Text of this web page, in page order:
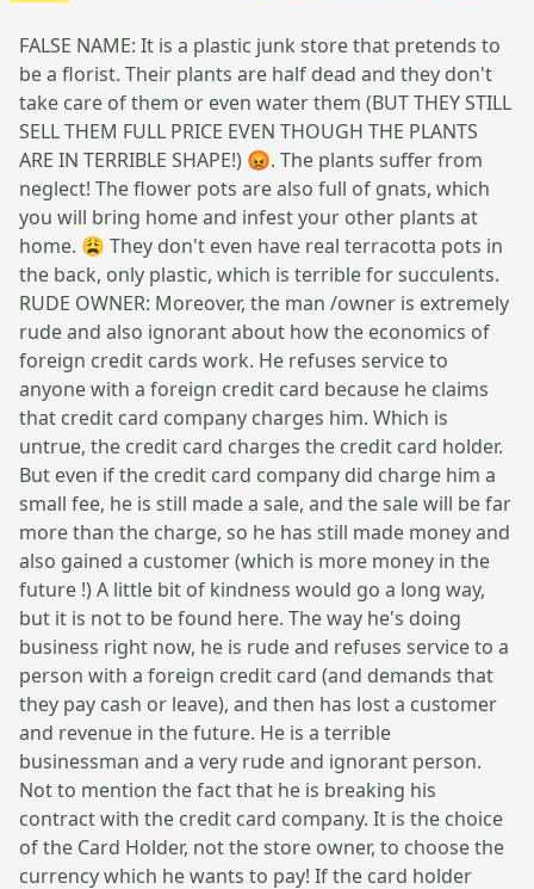
FALSE NAME: It is a plastic junk store that pretends to
be a florist. Their plants are half dead and they don't
take care of them or even water them (BUT THEY STILL
SELL THEM FULL PRICE EVEN THOUGH THE PLANTS
ARE IN TERRIBLE SHAPE!) 😡. The plants suffer from
neglect! The flower pots are also full of gnats, which
you will bring home and infest your other plants at
home. 😩 They don't even have real terracotta pots in
the back, only plastic, which is terrible for succulents.
RUDE OWNER: Moreover, the man /owner is extremely
rude and also ignorant about how the economics of
foreign credit cards work. He refuses service to
anyone with a foreign credit card because he claims
that credit card company charges him. Which is
untrue, the credit card charges the credit card holder.
But even if the credit card company did charge him a
small fee, he is still made a sale, and the sale will be far
more than the charge, so he has still made money and
also gained a customer (which is more money in the
future !) A little bit of kindness would go a long way,
but it is not to be found here. The way he's doing
business right now, he is rude and refuses service to a
person with a foreign credit card (and demands that
they pay cash or leave), and then has lost a customer
and revenue in the future. He is a terrible
businessman and a very rude and ignorant person.
Not to mention the fact that he is breaking his
contract with the credit card company. It is the choice
of the Card Holder, not the store owner, to choose the
currency which he wants to pay! If the card holder